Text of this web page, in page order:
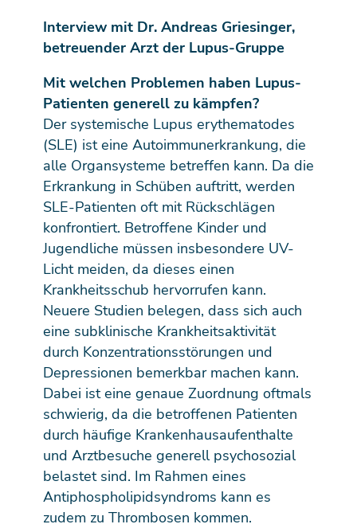
Interview mit Dr. Andreas Griesinger,
betreuender Arzt der Lupus-Gruppe
Mit welchen Problemen haben Lupus-
Patienten generell zu kämpfen?
Der systemische Lupus erythematodes
(SLE) ist eine Autoimmunerkrankung, die
alle Organsysteme betreffen kann. Da die
Erkrankung in Schüben auftritt, werden
SLE-Patienten oft mit Rückschlägen
konfrontiert. Betroffene Kinder und
Jugendliche müssen insbesondere UV-
Licht meiden, da dieses einen
Krankheitsschub hervorrufen kann.
Neuere Studien belegen, dass sich auch
eine subklinische Krankheitsaktivität
durch Konzentrationsstörungen und
Depressionen bemerkbar machen kann.
Dabei ist eine genaue Zuordnung oftmals
schwierig, da die betroffenen Patienten
durch häufige Krankenhausaufenthalte
und Arztbesuche generell psychosozial
belastet sind. Im Rahmen eines
Antiphospholipidsyndroms kann es
zudem zu Thrombosen kommen.